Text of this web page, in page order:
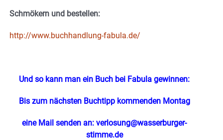
Schmökern und bestellen:
http://www.buchhandlung-fabula.de/
Und so kann man ein Buch bei Fabula gewinnen:
Bis zum nächsten Buchtipp kommenden Montag
eine Mail senden an:verlosung@wasserburger-
stimme.de